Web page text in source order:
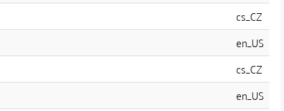
cs_CZ
en_US
cs_CZ
en_US